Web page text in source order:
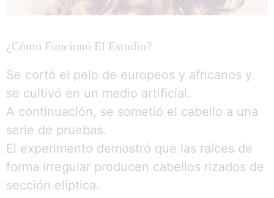
¿Cómo Funcionó El Estudio?
Se cortó el pelo de europeos y africanos y
se cultivó en un medio artificial.
A continuación, se sometió el cabello a una
serie de pruebas.
El experimento demostró que las raíces de
forma irregular producen cabellos rizados de
sección elíptica.